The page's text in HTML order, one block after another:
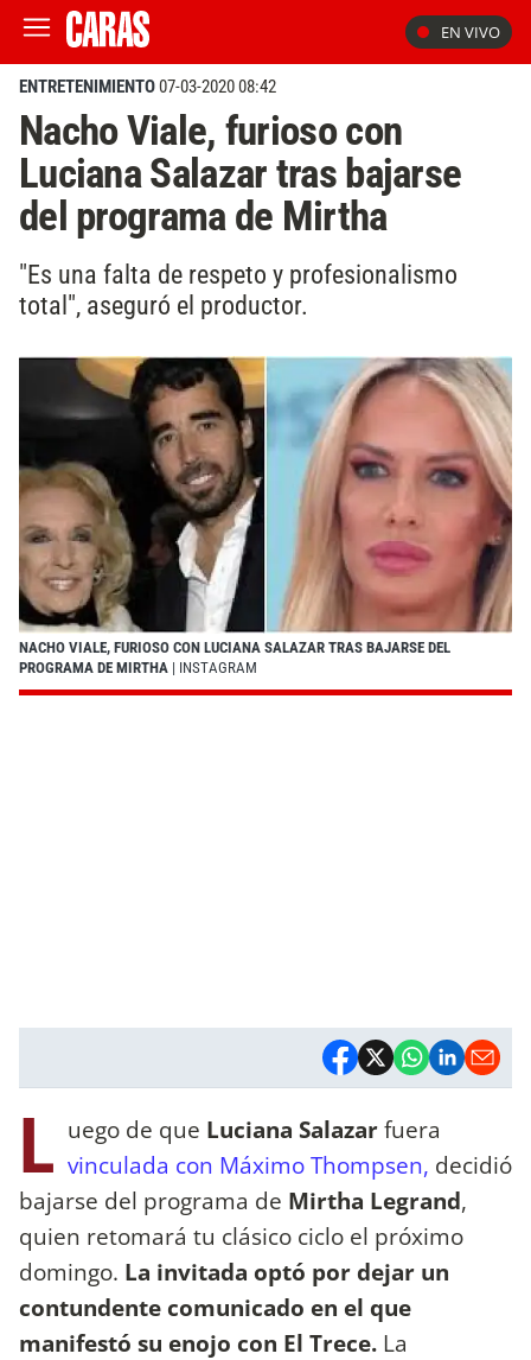
EN VIVO
ENTRETENIMIENTO07-03-2020 08:42
Nacho Viale, furioso con
Luciana Salazar tras bajarse
del programa de Mirtha
"Es una falta de respeto y profesionalismo
total", aseguró el productor.
NACHO VIALE, FURIOSO CON LUCIANA SALAZAR TRAS BAJARSE DEL
PROGRAMA DE MIRTHA | INSTAGRAM
L uego de que Luciana Salazarfuera
vinculada con Máximo Thompsen, decidió
bajarse del programa de Mirtha Legrand,
quien retomará tu clásico ciclo el próximo
domingo. La invitada optó por dejar un
contundente comunicado en el que
manifestó su enojo con El Trece. La